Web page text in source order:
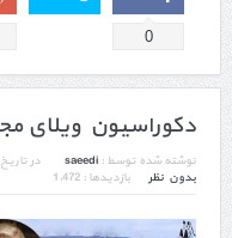
0
دکوراسیون ویلای
نوشته شده توسط : saeedi در
بدون نظر
بازدیدها : 1,472